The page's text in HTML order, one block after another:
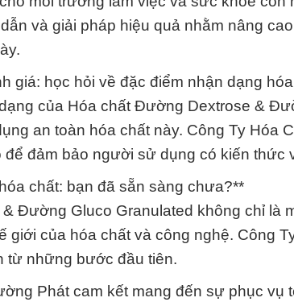
và giải pháp hiệu quả nhằm nâng
giá: học hỏi về đặc điểm nhận dạng
của Hóa chất Đường Dextrose &
an toàn hóa chất này. Công Ty Hóa
để đảm bảo người sử dụng có kiến thức
chất: bạn đã sẵn sàng chưa?**
Đường Gluco Granulated không chỉ là
giới của hóa chất và công nghệ. Công
từ những bước đầu tiên.
Phát cam kết mang đến sự phục vụ